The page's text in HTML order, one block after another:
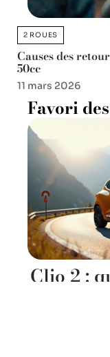
2 ROUES
Causes des
50cc
11 mars 2026
Favori
Clio 2 :